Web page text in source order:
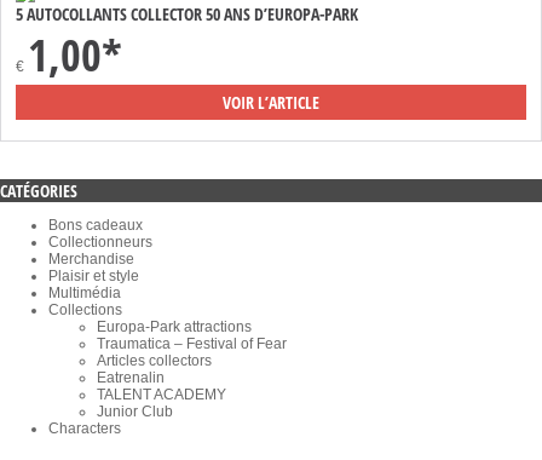
5 AUTOCOLLANTS COLLECTOR 50 ANS D’EUROPA-PARK
€ 1,00*
VOIR L’ARTICLE
CATÉGORIES
Bons cadeaux
Collectionneurs
Merchandise
Plaisir et style
Multimédia
Collections
Europa-Park attractions
Traumatica – Festival of Fear
Articles collectors
Eatrenalin
TALENT ACADEMY
Junior Club
Characters